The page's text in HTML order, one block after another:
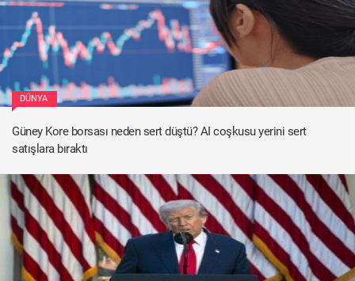
DÜNYA
Güney Kore borsası neden sert düştü? AI coşkusu yerini sert
satışlara bıraktı